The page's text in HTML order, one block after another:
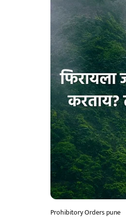
Prohibitory Orders pune